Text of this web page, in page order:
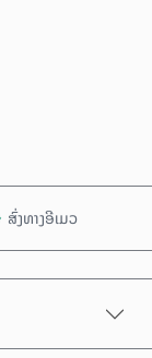
ສົ່ງທາງອີເມວ